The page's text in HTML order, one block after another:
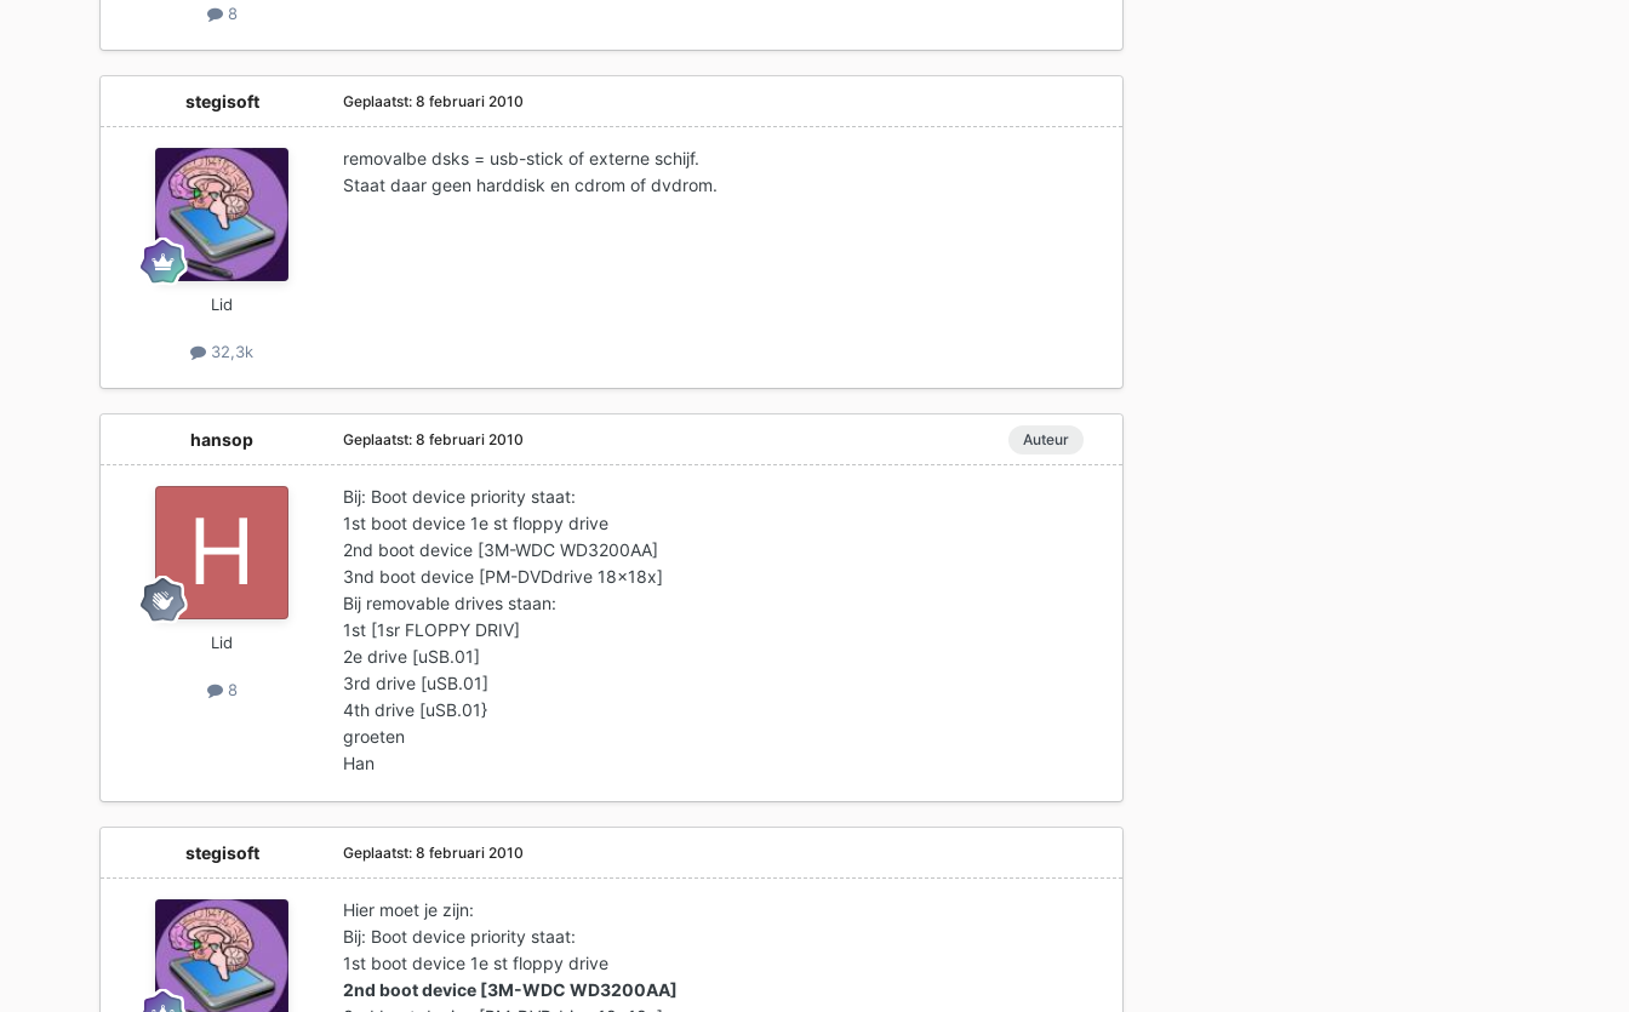
8
stegisoft
Lid
32,3k
Geplaatst:8 februari 2010
removalbe dsks = usb-stick of externe schijf.
Staat daar geen harddisk en cdrom of dvdrom.
hansop
Lid
8
Auteur
Geplaatst:8 februari 2010
Bij: Boot device priority staat:
1st boot device 1e st floppy drive
2nd boot device [3M-WDC WD3200AA]
3nd boot device [PM-DVDdrive 18x18x]
Bij removable drives staan:
1st [1sr FLOPPY DRIV]
2e drive [uSB.01]
3rd drive [uSB.01]
4th drive [uSB.01}
groeten
Han
stegisoft Geplaatst:8 februari 2010
Hier moet je zijn:
Bij: Boot device priority staat:
1st boot device 1e st floppy drive
2nd boot device [3M-WDC WD3200AA]